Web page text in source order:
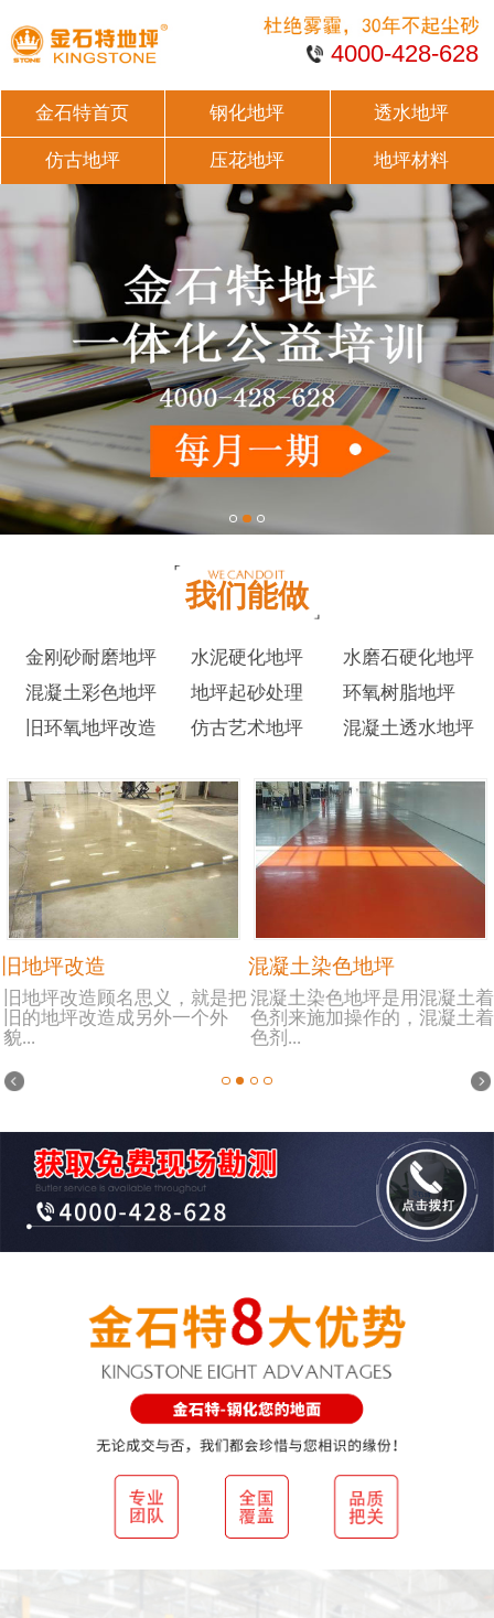
4000-428-628
金石特首页 钢化地坪 透水地坪
仿古地坪 压花地坪 地坪材料
我们能做
金刚砂耐磨地坪 水泥硬化地坪
水磨石硬化地坪
混凝土彩色地坪
地坪起砂处理
环氧树脂地坪
旧环氧地坪改造
仿古艺术地坪 混凝土透水地坪
旧地坪改造
旧地坪改造顾名思义，就是把
旧的地坪改造成另外一个外
貌...
混凝土染色地坪
混凝土染色地坪是用混凝土着
色剂来施加操作的，混凝土着
色剂...